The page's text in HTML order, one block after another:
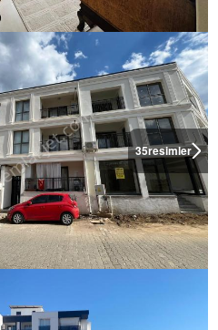
35resimler